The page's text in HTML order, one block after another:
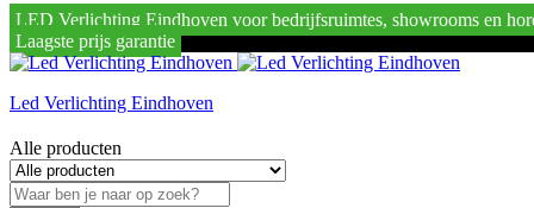
LED Verlichting Eindhoven voor bedrijfsruimtes, showrooms en
Laagste prijs garantie
Led Verlichting Eindhoven
Alle producten